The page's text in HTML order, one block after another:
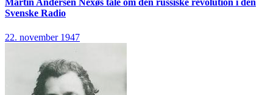
Martin Andersen Nexøs tale om den russiske revolution i den
Svenske Radio
22. november 1947